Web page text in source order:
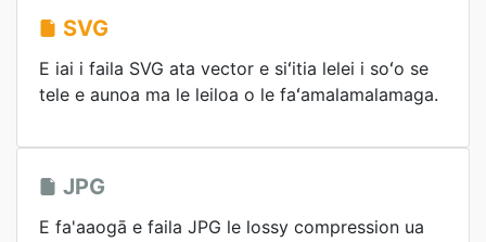
SVG
E iai i faila SVG ata vector e siʻitia lelei i soʻo se
tele e aunoa ma le leiloa o le faʻamalamalamaga.
JPG
E fa'aaogā e faila JPG le lossy compression ua